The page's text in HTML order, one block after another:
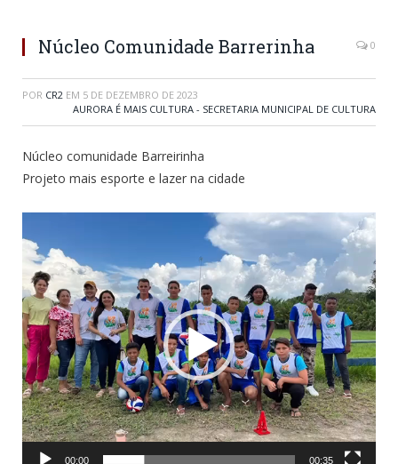
Núcleo Comunidade Barrerinha 0
POR CR2 EM 5 DE DEZEMBRO DE 2023
AURORA É MAIS CULTURA - SECRETARIA MUNICIPAL DE CULTURA
Núcleo comunidade Barreirinha
Projeto mais esporte e lazer na cidade
de
vídeo
00:00 00:35